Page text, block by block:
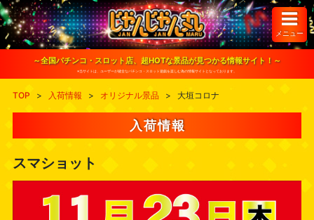
S
k
i
o
メニュー
～全国パチンコ・スロット店、超HOTな景品が見つかる情報サイト！～
※当サイトは、ユーザーが健全なパチンコ・スロット遊戯を楽しむ為の情報サイトとなっております。
TOP > 入荷情報 > オリジナル景品 > 大垣コロナ
入荷情報
スマショット